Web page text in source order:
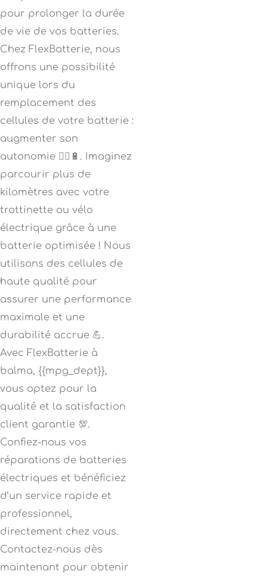
pour prolonger la durée
de vie de vos batteries.
Chez FlexBatterie, nous
offrons une possibilité
unique lors du
remplacement des
cellules de votre batterie :
augmenter son
autonomie 🚴‍♂️🔋. Imaginez
parcourir plus de
kilomètres avec votre
trottinette ou vélo
électrique grâce à une
batterie optimisée ! Nous
utilisons des cellules de
haute qualité pour
assurer une performance
maximale et une
durabilité accrue 💪.
Avec FlexBatterie à
balma, {{mpg_dept}},
vous optez pour la
qualité et la satisfaction
client garantie 💯.
Confiez-nous vos
réparations de batteries
électriques et bénéficiez
d’un service rapide et
professionnel,
directement chez vous.
Contactez-nous dès
maintenant pour obtenir